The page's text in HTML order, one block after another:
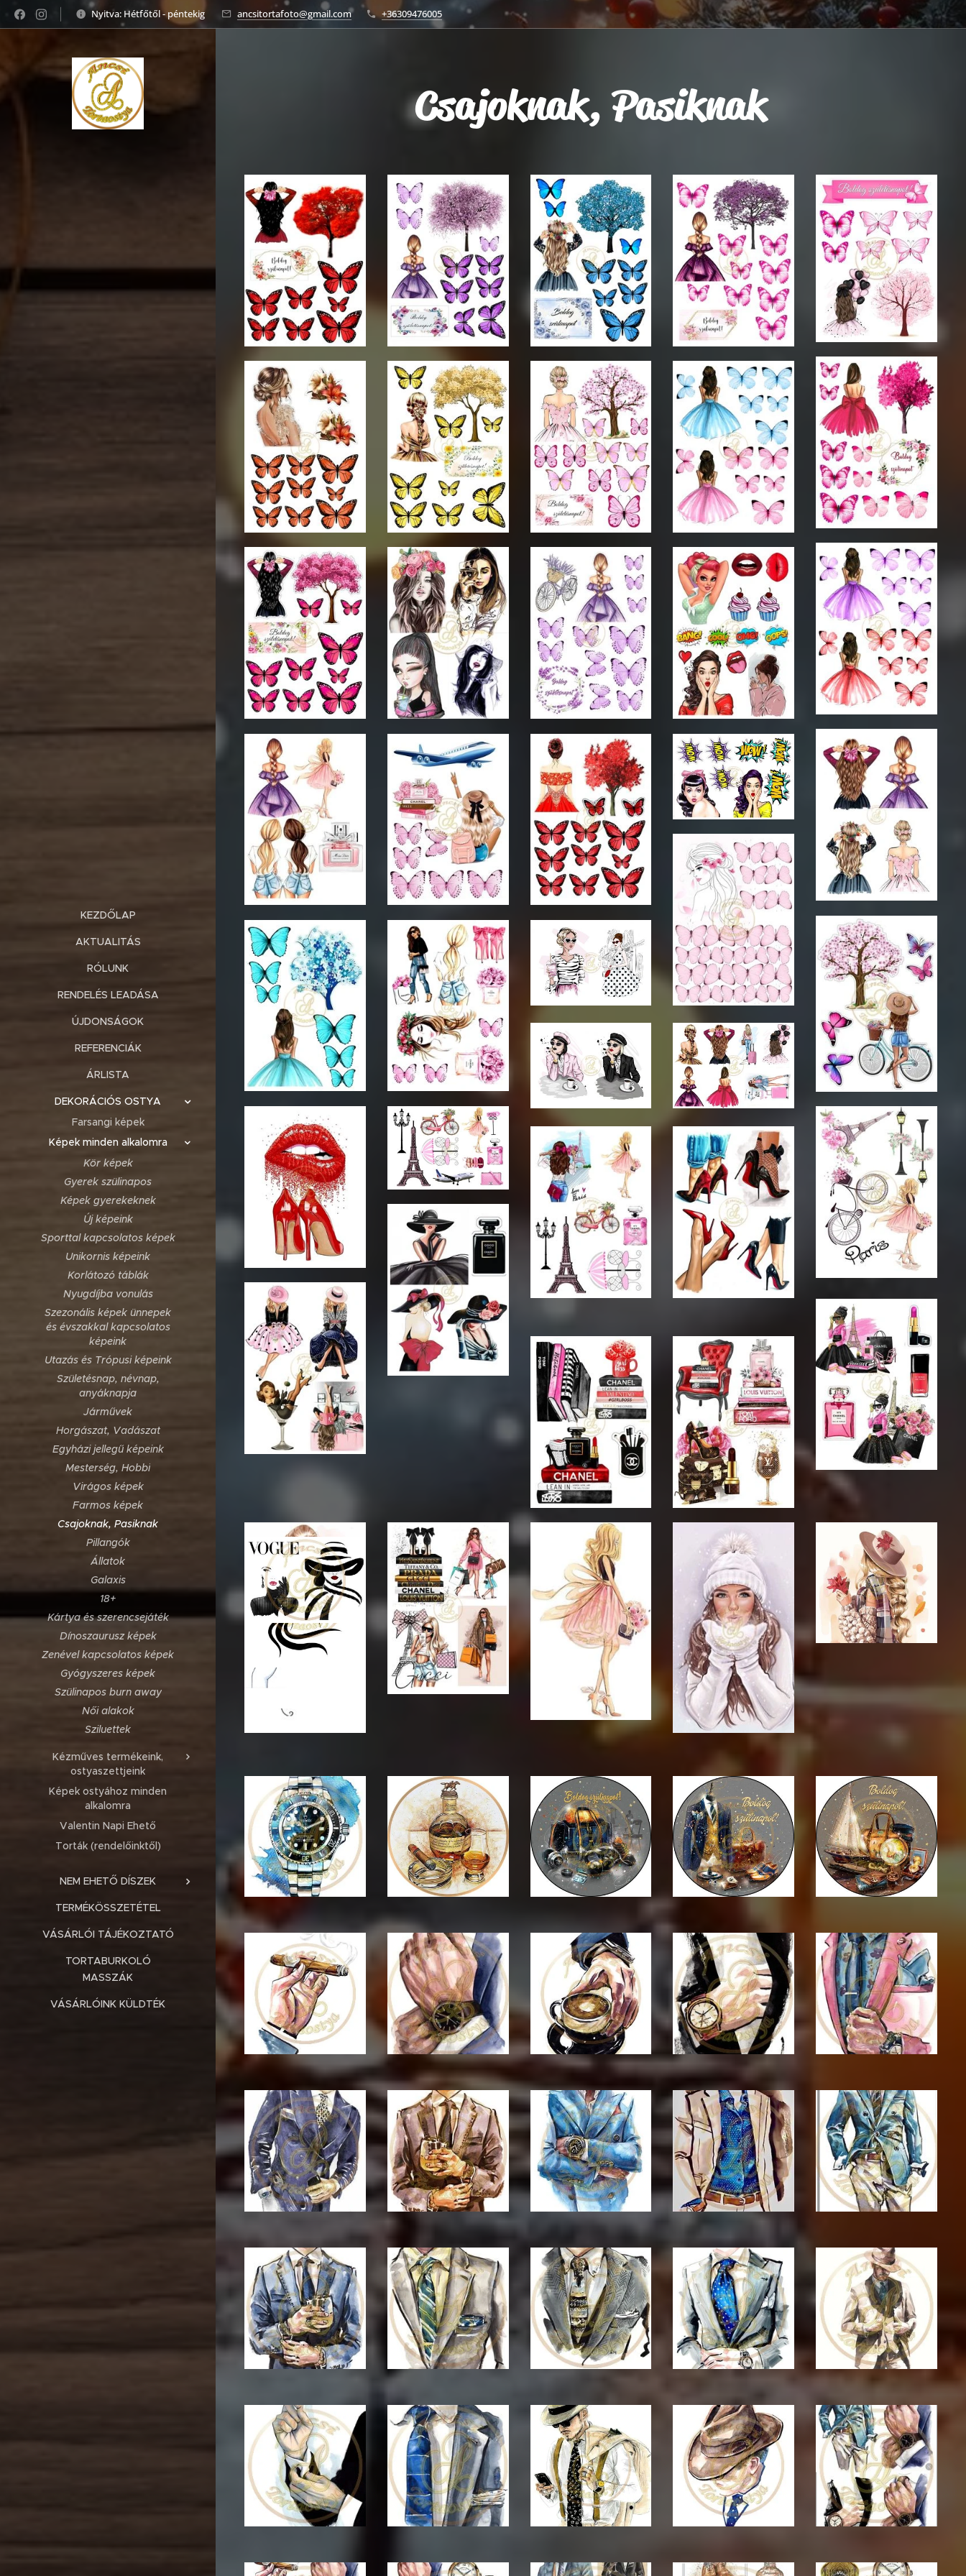
Nyitva: Hétfőtől - péntekig ancsitortafoto@gmail.com +36309476005
KEZDŐLAP
AKTUALITÁS
RÓLUNK
RENDELÉS LEADÁSA
ÚJDONSÁGOK
REFERENCIÁK
ÁRLISTA
DEKORÁCIÓS OSTYA
Farsangi képek
Képek minden alkalomra
Kör képek
Gyerek szülinapos
Képek gyerekeknek
Új képeink
Sporttal kapcsolatos képek
Unikornis képeink
Korlátozó táblák
Nyugdíjba vonulás
Szezonális képek ünnepek
és évszakkal kapcsolatos
képeink
Utazás és Trópusi képeink
Születésnap, névnap,
anyáknapja
Járművek
Horgászat, Vadászat
Egyházi jellegű képeink
Mesterség, Hobbi
Virágos képek
Farmos képek
Csajoknak, Pasiknak
Pillangók
Állatok
Galaxis
18+
Kártya és szerencsejáték
Dínoszaurusz képek
Zenével kapcsolatos képek
Gyógyszeres képek
Szülinapos burn away
Női alakok
Sziluettek
Kézműves termékeink,
ostyaszettjeink
Képek ostyához minden
alkalomra
Valentin Napi Ehető
Torták (rendelőinktől)
NEM EHETŐ DÍSZEK
TERMÉKÖSSZETÉTEL
VÁSÁRLÓI TÁJÉKOZTATÓ
TORTABURKOLÓ
MASSZÁK
VÁSÁRLÓINK KÜLDTÉK
Csajoknak, Pasiknak